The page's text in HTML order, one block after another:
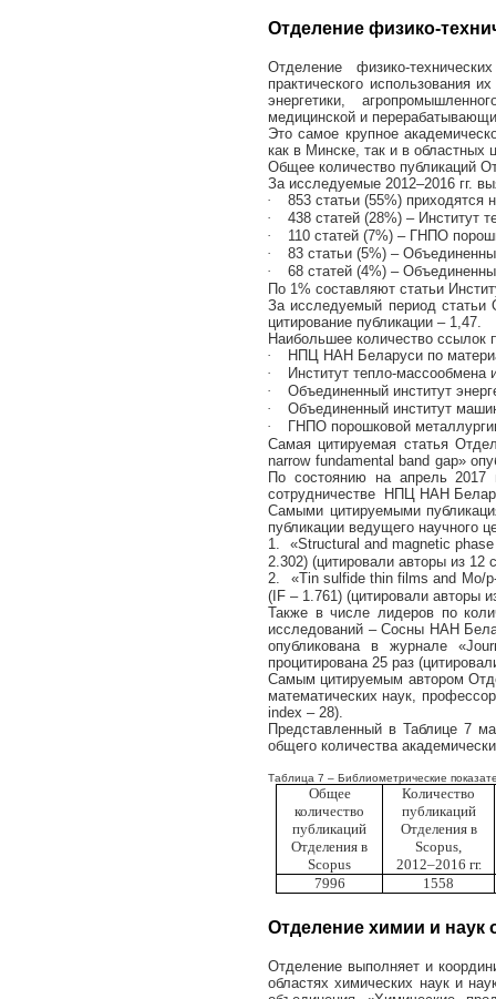
Отделение физико-
Отделение физико-
практического использования
энергетики,
медицинской и
Это самое крупное
как в Минске, так и в областных
Общее количество публикаций
За исследуемые 2012–2016 гг.
·
853 статьи (55%)
·
438 статей (28%) – Институт
·
110 статей (7%) – ГНПО
·
83 статьи (5%) –
·
68 статей (4%) –
По 1% составляют статьи
За исследуемый период статьи
цитирование публикации – 1,47.
Наибольшее количество ссылок
·
НПЦ НАН Беларуси по
·
Институт тепло-
·
Объединенный институт
·
Объединенный институт
·
ГНПО порошковой
Самая цитируемая статья
narrow fundamental band gap»
По состоянию на апрель 2017
сотрудничестве НПЦ НАН
Самыми цитируемыми
публикации ведущего научного
1.
«Structural and magnetic
2.302) (цитировали авторы из 12
2.
«Tin sulfide thin films and Mo/
(IF – 1.761) (цитировали авторы
Также в числе лидеров по
исследований – Сосны НАН
опубликована в журнале «
процитирована25 раз
Самым цитируемым автором
математических наук,
index – 28).
Представленный в Таблице 7
общего количества
Таблица 7 – Библиометрические
Общее
количество
публикаций
Отделения в
Scopus
Количество
публикаций
Отделения в
Scopus,
2012–2016 гг.
7996
1558
Отделение химии и наук
Отделение выполняет и
областях химических наук и